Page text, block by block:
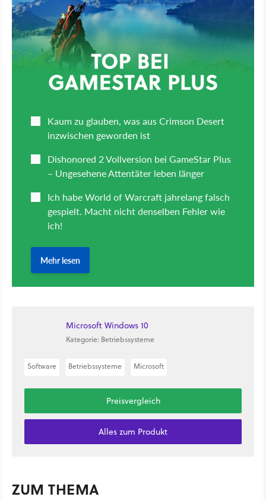
Microsoft Windows 10
Kategorie: Betriebssysteme
Software Betriebssysteme Microsoft
Preisvergleich
Alles zum Produkt
ZUM THEMA